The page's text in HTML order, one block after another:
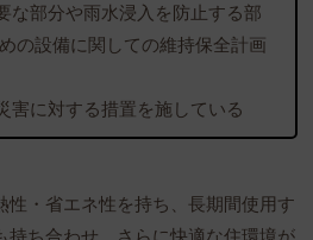
な部分や雨水浸入を防止する部
の設備に関しての維持保全計画
害に対する措置を施している
性・省エネ性を持ち、長期間使用す
持ち合わせ、さらに快適な住環境が